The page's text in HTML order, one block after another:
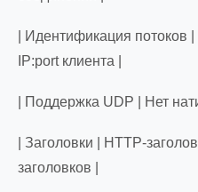
| Идентификация потоков
IP:port клиента |
| Поддержка UDP | Нет
| Заголовки | HTTP-
заголовков |